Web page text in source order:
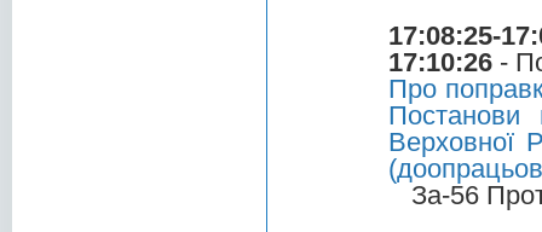
17:08:25-
17:10:26 -
Про
Постанови
Верховної
За-56